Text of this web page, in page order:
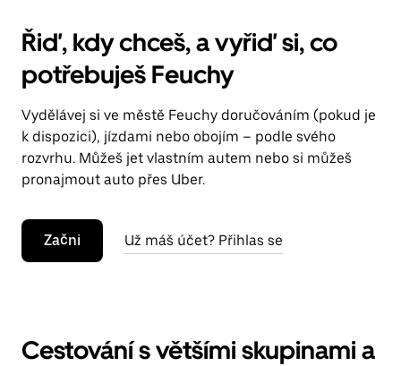
Řiď, kdy chceš, a vyřiď si, co
potřebuješ Feuchy
Vydělávej si ve městě Feuchy doručováním (pokud je
k dispozici), jízdami nebo obojím – podle svého
rozvrhu. Můžeš jet vlastním autem nebo si můžeš
pronajmout auto přes Uber.
Začni Už máš účet? Přihlas se
Cestování s většími skupinami a